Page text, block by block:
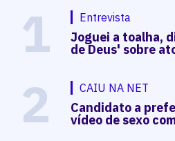
1 Entrevista
Joguei a toalha,
de Deus' sobre
2 CAIU NA NET
Candidato a
vídeo de sexo